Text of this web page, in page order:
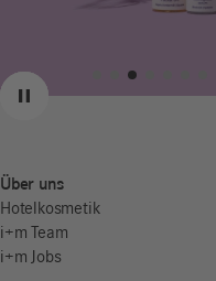
Zurück
Weiter
Pause
Über uns
Hotelkosmetik
i+m Team
i+m Jobs